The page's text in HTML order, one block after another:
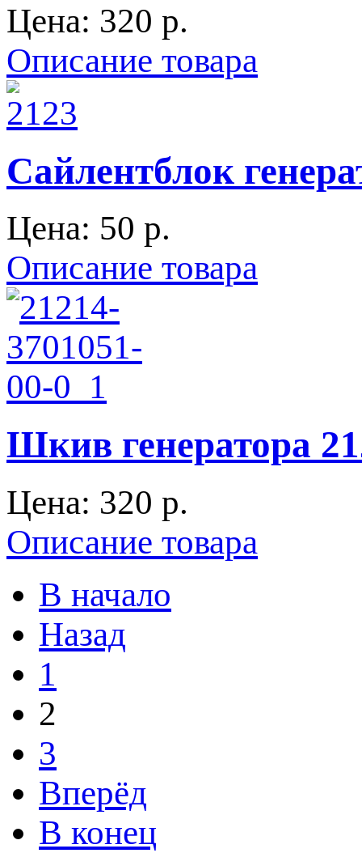
Цена: 320 p.
Описание товара
Сайлентблок
Цена: 50 p.
Описание товара
Шкив генератора
Цена: 320 p.
Описание товара
В начало
Назад
1
2
3
Вперёд
В конец